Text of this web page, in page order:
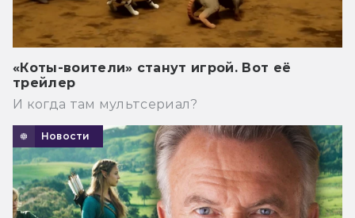
«Коты-воители» станут игрой. Вот её
трейлер
И когда там мультсериал?
Новости